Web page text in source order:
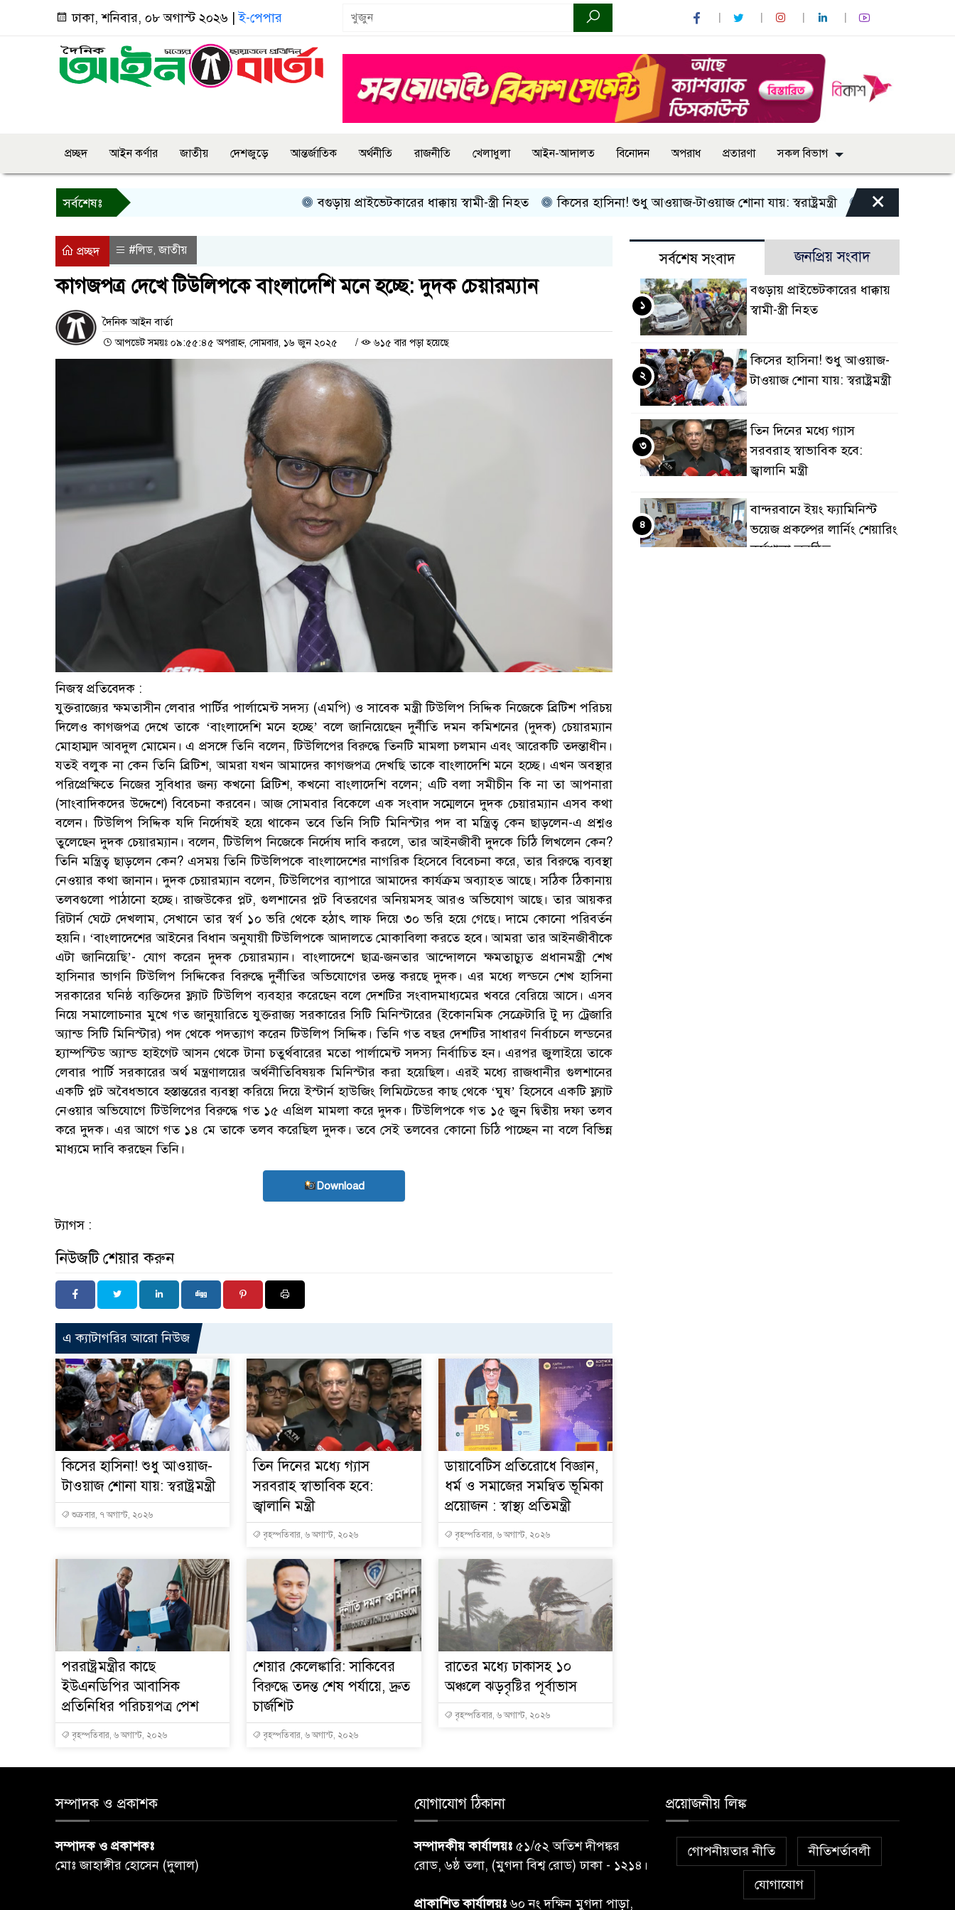
ঢাকা, শনিবার, ০৮ অগাস্ট ২০২৬ |ই-পেপার
প্রচ্ছদ আইন কর্ণার জাতীয় দেশজুড়ে আন্তর্জাতিক অর্থনীতি রাজনীতি খেলাধুলা আইন-আদালত বিনোদন অপরাধ প্রতারণা সকল বিভাগ
সর্বশেষঃ বগুড়ায় প্রাইভেটকারের ধাক্কায় স্বামী-স্ত্রী নিহত কিসের হাসিনা! শুধু আওয়াজ-টাওয়াজ শোনা যায়: স্বরাষ্ট্রমন্ত্রী তিন দিনের মধ্যে গ্যাস
×
প্রচ্ছদ #লিড,জাতীয়
কাগজপত্র দেখে টিউলিপকে বাংলাদেশি মনে হচ্ছে: দুদক চেয়ারম্যান
দৈনিক আইন বার্তা
আপডেট সময়ঃ ০৯:৫৫:৪৫ অপরাহ্ন, সোমবার, ১৬ জুন ২০২৫ / ৬১৫ বার পড়া হয়েছে
নিজস্ব প্রতিবেদক :
যুক্তরাজ্যের ক্ষমতাসীন লেবার পার্টির পার্লামেন্ট সদস্য (এমপি) ও সাবেক মন্ত্রী টিউলিপ সিদ্দিক নিজেকে ব্রিটিশ পরিচয়
দিলেও কাগজপত্র দেখে তাকে ‘বাংলাদেশি মনে হচ্ছে’ বলে জানিয়েছেন দুর্নীতি দমন কমিশনের (দুদক) চেয়ারম্যান
মোহাম্মদ আবদুল মোমেন। এ প্রসঙ্গে তিনি বলেন, টিউলিপের বিরুদ্ধে তিনটি মামলা চলমান এবং আরেকটি তদন্তাধীন।
যতই বলুক না কেন তিনি ব্রিটিশ, আমরা যখন আমাদের কাগজপত্র দেখছি তাকে বাংলাদেশি মনে হচ্ছে। এখন অবস্থার
পরিপ্রেক্ষিতে নিজের সুবিধার জন্য কখনো ব্রিটিশ, কখনো বাংলাদেশি বলেন; এটি বলা সমীচীন কি না তা আপনারা
(সাংবাদিকদের উদ্দেশে) বিবেচনা করবেন। আজ সোমবার বিকেলে এক সংবাদ সম্মেলনে দুদক চেয়ারম্যান এসব কথা
বলেন। টিউলিপ সিদ্দিক যদি নির্দোষই হয়ে থাকেন তবে তিনি সিটি মিনিস্টার পদ বা মন্ত্রিত্ব কেন ছাড়লেন-এ প্রশ্নও
তুলেছেন দুদক চেয়ারম্যান। বলেন, টিউলিপ নিজেকে নির্দোষ দাবি করলে, তার আইনজীবী দুদকে চিঠি লিখলেন কেন?
তিনি মন্ত্রিত্ব ছাড়লেন কেন? এসময় তিনি টিউলিপকে বাংলাদেশের নাগরিক হিসেবে বিবেচনা করে, তার বিরুদ্ধে ব্যবস্থা
নেওয়ার কথা জানান। দুদক চেয়ারম্যান বলেন, টিউলিপের ব্যাপারে আমাদের কার্যক্রম অব্যাহত আছে। সঠিক ঠিকানায়
তলবগুলো পাঠানো হচ্ছে। রাজউকের প্লট, গুলশানের প্লট বিতরণের অনিয়মসহ আরও অভিযোগ আছে। তার আয়কর
রিটার্ন ঘেটে দেখলাম, সেখানে তার স্বর্ণ ১০ ভরি থেকে হঠাৎ লাফ দিয়ে ৩০ ভরি হয়ে গেছে। দামে কোনো পরিবর্তন
হয়নি। ‘বাংলাদেশের আইনের বিধান অনুযায়ী টিউলিপকে আদালতে মোকাবিলা করতে হবে। আমরা তার আইনজীবীকে
এটা জানিয়েছি’- যোগ করেন দুদক চেয়ারম্যান। বাংলাদেশে ছাত্র-জনতার আন্দোলনে ক্ষমতাচ্যুত প্রধানমন্ত্রী শেখ
হাসিনার ভাগনি টিউলিপ সিদ্দিকের বিরুদ্ধে দুর্নীতির অভিযোগের তদন্ত করছে দুদক। এর মধ্যে লন্ডনে শেখ হাসিনা
সরকারের ঘনিষ্ঠ ব্যক্তিদের ফ্ল্যাট টিউলিপ ব্যবহার করেছেন বলে দেশটির সংবাদমাধ্যমের খবরে বেরিয়ে আসে। এসব
নিয়ে সমালোচনার মুখে গত জানুয়ারিতে যুক্তরাজ্য সরকারের সিটি মিনিস্টারের (ইকোনমিক সেক্রেটারি টু দ্য ট্রেজারি
অ্যান্ড সিটি মিনিস্টার) পদ থেকে পদত্যাগ করেন টিউলিপ সিদ্দিক। তিনি গত বছর দেশটির সাধারণ নির্বাচনে লন্ডনের
হ্যাম্পস্টিড অ্যান্ড হাইগেট আসন থেকে টানা চতুর্থবারের মতো পার্লামেন্ট সদস্য নির্বাচিত হন। এরপর জুলাইয়ে তাকে
লেবার পার্টি সরকারের অর্থ মন্ত্রণালয়ের অর্থনীতিবিষয়ক মিনিস্টার করা হয়েছিল। এরই মধ্যে রাজধানীর গুলশানের
একটি প্লট অবৈধভাবে হস্তান্তরের ব্যবস্থা করিয়ে দিয়ে ইস্টার্ন হাউজিং লিমিটেডের কাছ থেকে ‘ঘুষ’ হিসেবে একটি ফ্ল্যাট
নেওয়ার অভিযোগে টিউলিপের বিরুদ্ধে গত ১৫ এপ্রিল মামলা করে দুদক। টিউলিপকে গত ১৫ জুন দ্বিতীয় দফা তলব
করে দুদক। এর আগে গত ১৪ মে তাকে তলব করেছিল দুদক। তবে সেই তলবের কোনো চিঠি পাচ্ছেন না বলে বিভিন্ন
মাধ্যমে দাবি করছেন তিনি।
Download
ট্যাগস :
নিউজটি শেয়ার করুন
এ ক্যাটাগরির আরো নিউজ
কিসের হাসিনা! শুধু আওয়াজ-
টাওয়াজ শোনা যায়: স্বরাষ্ট্রমন্ত্রী
শুক্রবার, ৭ অগাস্ট, ২০২৬
তিন দিনের মধ্যে গ্যাস
সরবরাহ স্বাভাবিক হবে:
জ্বালানি মন্ত্রী
বৃহস্পতিবার, ৬ অগাস্ট, ২০২৬
ডায়াবেটিস প্রতিরোধে বিজ্ঞান,
ধর্ম ও সমাজের সমন্বিত ভূমিকা
প্রয়োজন : স্বাস্থ্য প্রতিমন্ত্রী
বৃহস্পতিবার, ৬ অগাস্ট, ২০২৬
পররাষ্ট্রমন্ত্রীর কা‌ছে
ইউএনডিপির আবাসিক
প্রতিনিধির পরিচয়পত্র পেশ
বৃহস্পতিবার, ৬ অগাস্ট, ২০২৬
শেয়ার কেলেঙ্কারি: সাকিবের
বিরুদ্ধে তদন্ত শেষ পর্যায়ে, দ্রুত
চার্জশিট
বৃহস্পতিবার, ৬ অগাস্ট, ২০২৬
রাতের মধ্যে ঢাকাসহ ১০
অঞ্চলে ঝড়বৃষ্টির পূর্বাভাস
বৃহস্পতিবার, ৬ অগাস্ট, ২০২৬
সর্বশেষ সংবাদ জনপ্রিয় সংবাদ
বগুড়ায় প্রাইভেটকারের ধাক্কায়
স্বামী-স্ত্রী নিহত
১
কিসের হাসিনা! শুধু আওয়াজ-
টাওয়াজ শোনা যায়: স্বরাষ্ট্রমন্ত্রী
২
তিন দিনের মধ্যে গ্যাস
সরবরাহ স্বাভাবিক হবে:
জ্বালানি মন্ত্রী
৩
বান্দরবানে ইয়ং ফ্যামিনিস্ট
ভয়েজ প্রকল্পের লার্নিং শেয়ারিং
কর্মশালা অনুষ্ঠিত
৪
সম্পাদক ও প্রকাশক
সম্পাদক ও প্রকাশকঃ
মোঃ জাহাঙ্গীর হোসেন (দুলাল)
যোগাযোগ ঠিকানা
সম্পাদকীয় কার্যালয়ঃ ৫১/৫২ অতিশ দীপঙ্কর
রোড, ৬ষ্ঠ তলা, (মুগদা বিশ্ব রোড) ঢাকা - ১২১৪।
প্রাকাশিত কার্যালয়ঃ৬০ নং দক্ষিন মুগদা পাড়া,
প্রয়োজনীয় লিঙ্ক
গোপনীয়তার নীতি নীতিশর্তাবলী
যোগাযোগ